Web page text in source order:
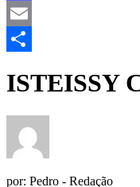
Mastodon
Email
ISTEISSY
por: Pedro - Redação